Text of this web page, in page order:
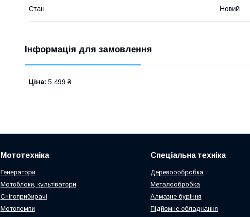
Стан Новий
Інформація для замовлення
Ціна: 5 499 ₴
Мототехніка
Генератори
Мотоблоки, культіватори
Снігоприбирачі
Мотопомпи
Спеціальна техніка
Деревоообробка
Металообробка
Алмазне буріння
Підйомне обладнання